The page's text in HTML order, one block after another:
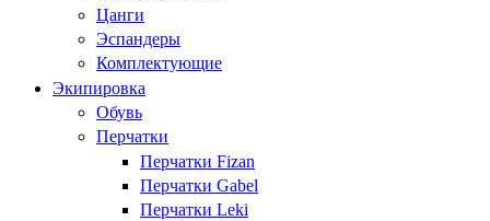
Цанги
Эспандеры
Комплектующие
Экипировка
Обувь
Перчатки
Перчатки Fizan
Перчатки Gabel
Перчатки Leki